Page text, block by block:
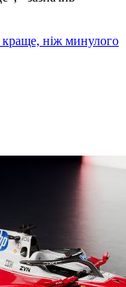
ніж минулого